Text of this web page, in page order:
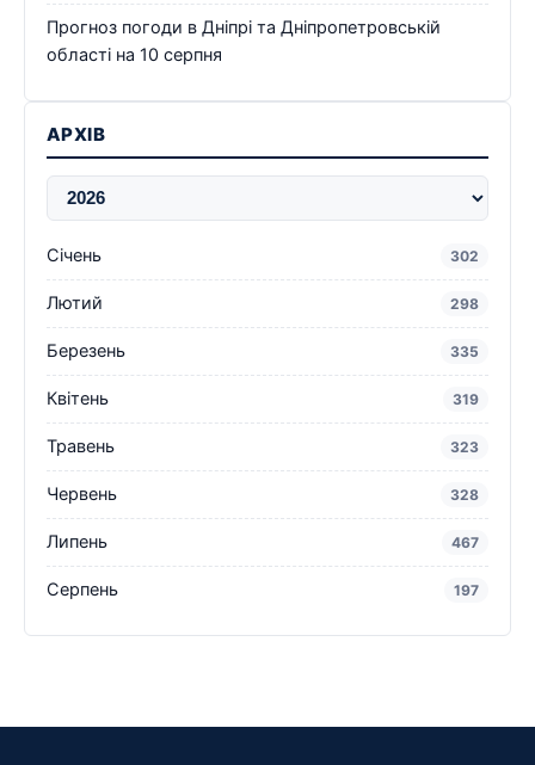
Прогноз погоди в Дніпрі та Дніпропетровській
області на 10 серпня
АРХІВ
Січень 302
Лютий 298
Березень 335
Квітень 319
Травень 323
Червень 328
Липень 467
Серпень 197